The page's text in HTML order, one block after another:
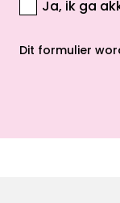
Ja, ik ga
Dit formulier